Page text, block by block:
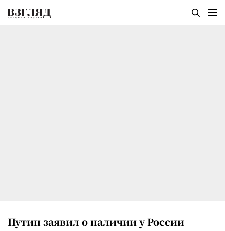
Путин заявил о наличии у России